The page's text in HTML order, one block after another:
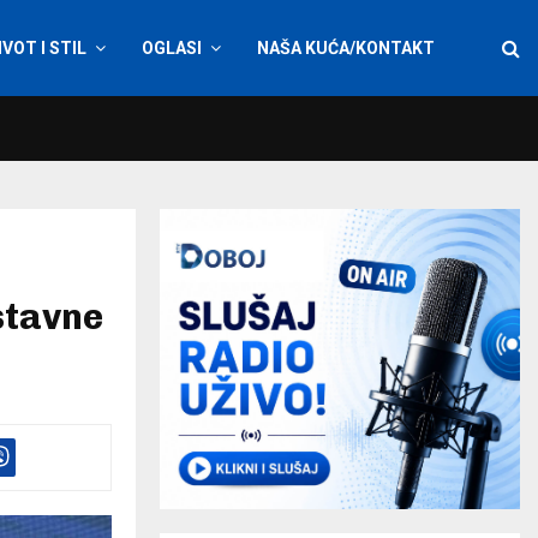
I STIL OGLASI NAŠA KUĆA/KONTAKT